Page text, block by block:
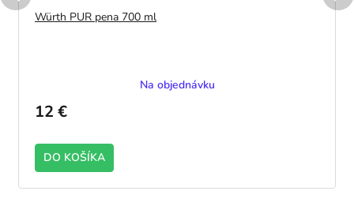
Würth PUR pena 700 ml
Na objednávku
12 €
DO KOŠÍKA